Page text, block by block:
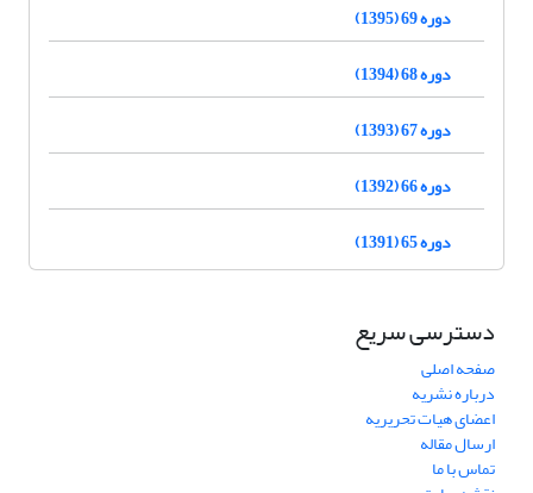
دوره 69 (1395)
دوره 68 (1394)
دوره 67 (1393)
دوره 66 (1392)
دوره 65 (1391)
دسترسی سریع
صفحه اصلی
درباره نشریه
اعضای هیات تحریریه
ارسال مقاله
تماس با ما